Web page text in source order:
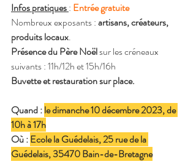
Infos pratiques: Entrée gratuite
Nombreux exposants : artisans, créateurs,
produits locaux.
Présence du Père Noël sur les créneaux
suivants : 11h/12h et 15h/16h
Buvette et restauration sur place.
Quand : le dimanche 10 décembre 2023, de
10h à 17h
Où : Ecole la Guédelais, 25 rue de la
Guédelais, 35470 Bain-de-Bretagne